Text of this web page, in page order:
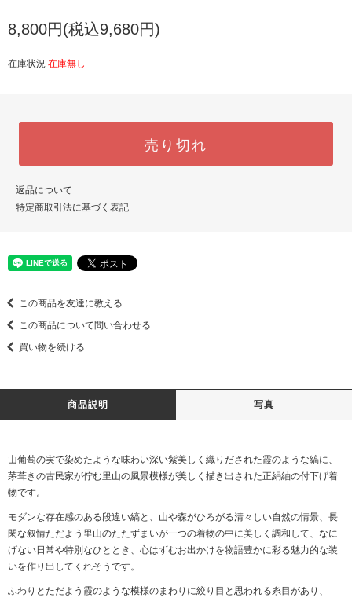
8,800円(税込9,680円)
在庫状況 在庫無し
売り切れ
返品について
特定商取引法に基づく表記
この商品を友達に教える
この商品について問い合わせる
買い物を続ける
商品説明 写真
山葡萄の実で染めたような味わい深い紫美しく織りだされた霞のような縞に、
茅葺きの古民家が佇む里山の風景模様が美しく描き出された正絹紬の付下げ着
物です。
モダンな存在感のある段違い縞と、山や森がひろがる清々しい自然の情景、長
閑な叙情ただよう里山のたたずまいが一つの着物の中に美しく調和して、なに
げない日常や特別なひととき、心はずむお出かけを物語豊かに彩る魅力的な装
いを作り出してくれそうです。
ふわりとただよう霞のような模様のまわりに絞り目と思われる糸目があり、